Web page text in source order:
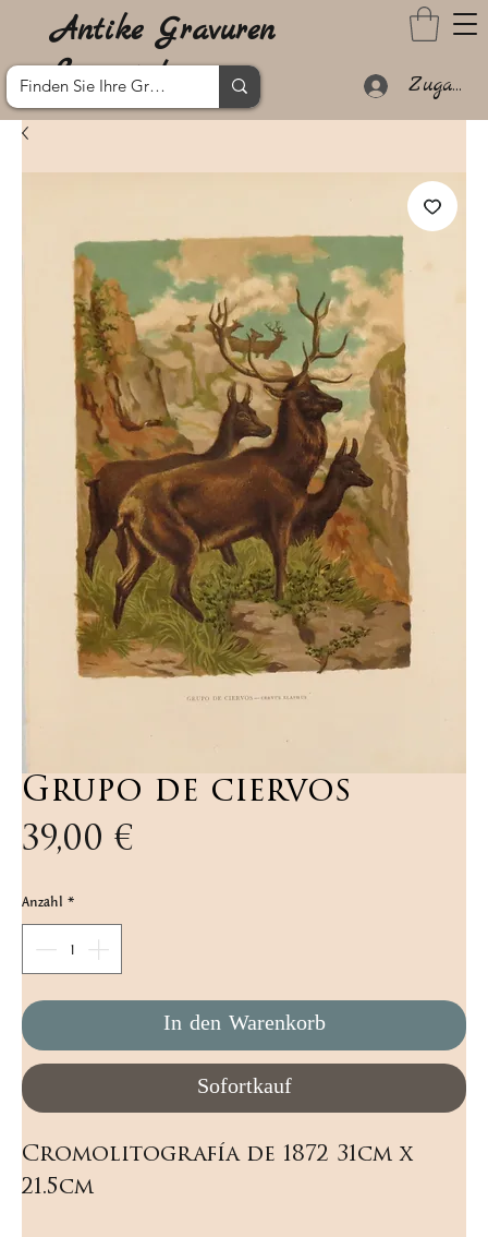
Antike Gravuren
Lanzarote
Zugang
Grupo de ciervos
39,00 €
Anzahl *
In den Warenkorb
Sofortkauf
Cromolitografía de 1872 31cm x
21.5cm